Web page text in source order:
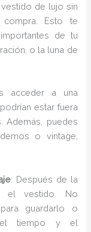
de lujo sin
Esto te
de tu
o la luna de
acceder a una
estar fuera
Además, puedes
o vintage,
: Después de la
el vestido. No
guardarlo o
tiempo y el